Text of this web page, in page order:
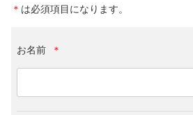
＊ は必須項目になります。
お名前 ＊